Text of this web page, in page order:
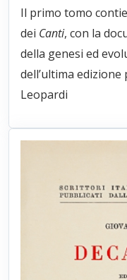
Il primo tomo
dei Canti, con la
della genesi ed
dell’ultima
Leopardi